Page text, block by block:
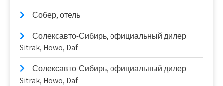
Собер, отель
Солексавто-Сибирь, официальный дилер
Sitrak, Howo, Daf
Солексавто-Сибирь, официальный дилер
Sitrak, Howo, Daf